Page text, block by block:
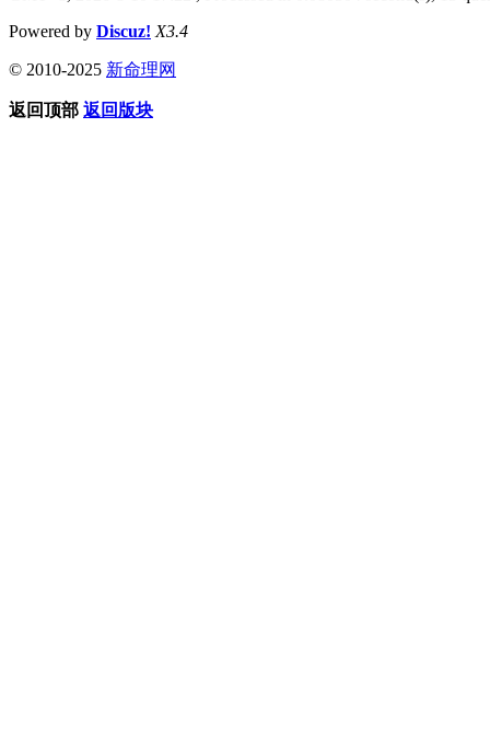
Powered by Discuz! X3.4
© 2010-2025 新命理网
返回顶部 返回版块